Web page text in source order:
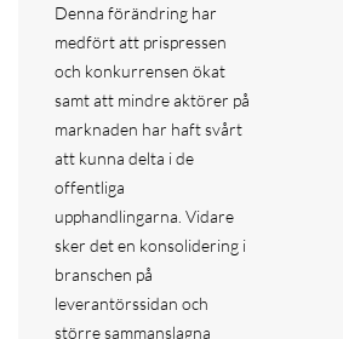
Denna förändring har
medfört att prispressen
och konkurrensen ökat
samt att mindre aktörer på
marknaden har haft svårt
att kunna delta i de
offentliga
upphandlingarna. Vidare
sker det en konsolidering i
branschen på
leverantörssidan och
större sammanslagna